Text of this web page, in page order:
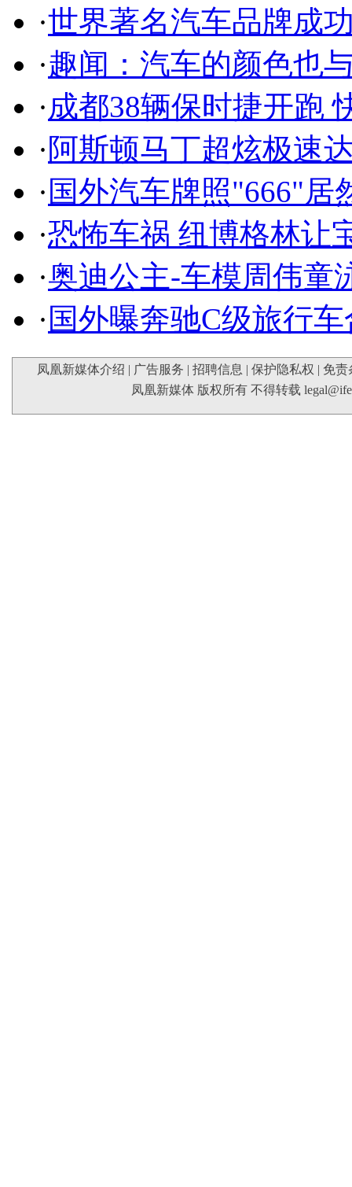
·世界著名汽车品牌成
·趣闻：汽车的颜色也
·成都38辆保时捷开跑
·阿斯顿马丁超炫极速
· 国外汽车牌照"666"居
·恐怖车祸 纽博格林让
·奥迪公主-车模周伟童
· 国外曝奔驰C级旅行
凤凰新媒体介绍 | 广告服务 | 招聘信息 | 保护隐私权 | 免责
凤凰新媒体 版权所有 不得转载